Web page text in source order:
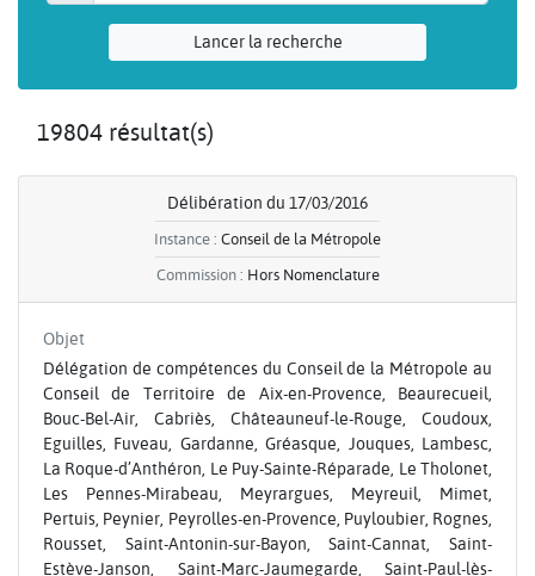
Lancer la recherche
19804 résultat(s)
Délibération du 17/03/2016
Instance : Conseil de la Métropole
Commission : Hors Nomenclature
Objet
Délégation de compétences du Conseil de la Métropole au
Conseil de Territoire de Aix-en-Provence, Beaurecueil,
Bouc-Bel-Air, Cabriès, Châteauneuf-le-Rouge, Coudoux,
Eguilles, Fuveau, Gardanne, Gréasque, Jouques, Lambesc,
La Roque-d’Anthéron, Le Puy-Sainte-Réparade, Le Tholonet,
Les Pennes-Mirabeau, Meyrargues, Meyreuil, Mimet,
Pertuis, Peynier, Peyrolles-en-Provence, Puyloubier, Rognes,
Rousset, Saint-Antonin-sur-Bayon, Saint-Cannat, Saint-
Estève-Janson, Saint-Marc-Jaumegarde, Saint-Paul-lès-